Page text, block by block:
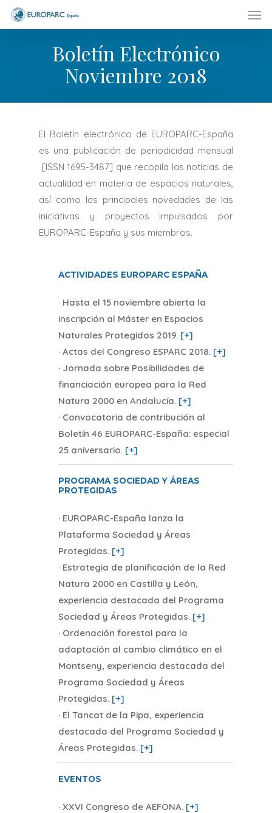
Skip
Boletín Electrónico
Noviembre 2018
El Boletín electrónico de EUROPARC-España
es una publicación de periodicidad mensual
[ISSN 1695-3487] que recopila las noticias de
actualidad en materia de espacios naturales,
así como las principales novedades de las
iniciativas y proyectos impulsados por
EUROPARC-España y sus miembros.
ACTIVIDADES EUROPARC ESPAÑA
· Hasta el 15 noviembre abierta la
inscripción al Máster en Espacios
Naturales Protegidos 2019. [+]
· Actas del Congreso ESPARC 2018. [+]
· Jornada sobre Posibilidades de
financiación europea para la Red
Natura 2000 en Andalucía. [+]
· Convocatoria de contribución al
Boletín 46 EUROPARC-España: especial
25 aniversario. [+]
PROGRAMA SOCIEDAD Y ÁREAS
PROTEGIDAS
· EUROPARC-España lanza la
Plataforma Sociedad y Áreas
Protegidas. [+]
· Estrategia de planificación de la Red
Natura 2000 en Castilla y León,
experiencia destacada del Programa
Sociedad y Áreas Protegidas. [+]
· Ordenación forestal para la
adaptación al cambio climático en el
Montseny, experiencia destacada del
Programa Sociedad y Áreas
Protegidas. [+]
· El Tancat de la Pipa, experiencia
destacada del Programa Sociedad y
Áreas Protegidas. [+]
EVENTOS
· XXVI Congreso de AEFONA. [+]